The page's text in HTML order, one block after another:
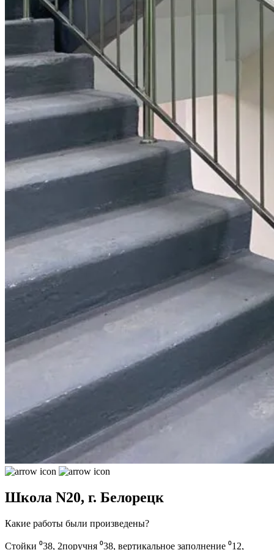
Школа N20, г. Белорецк
Какие работы были произведены?
Стойки ⁰38, 2поручня ⁰38, вертикальное заполнение ⁰12,